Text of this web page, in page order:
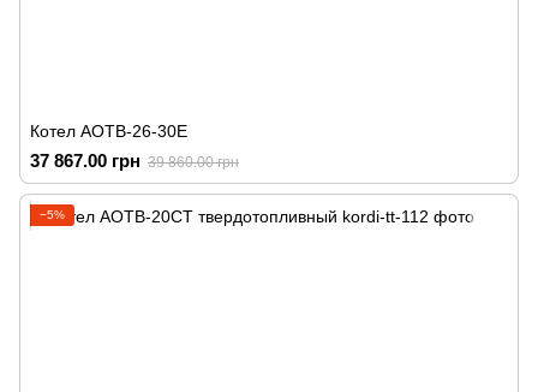
Котел АОТВ-26-30Е
37 867.00 грн 39 860.00 грн
−5%